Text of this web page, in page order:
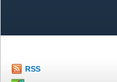
RSS